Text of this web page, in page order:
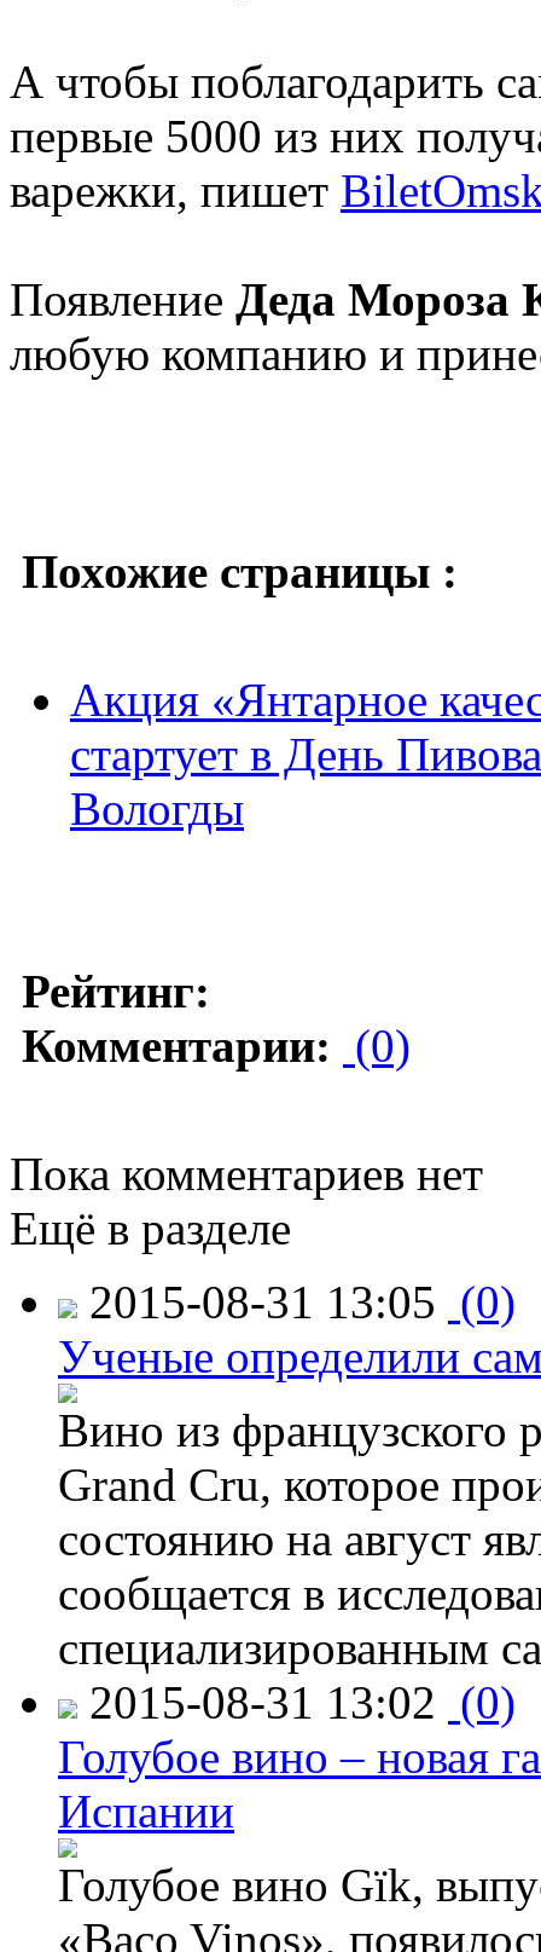
А чтобы поблагодарить
первые 5000 из них
варежки, пишет
Появление Деда Мороза
любую компанию и
Похожие страницы :
Акция «Янтарное
стартует в День
Вологды
Рейтинг:
Комментарии: (0)
Пока комментариев нет
Ещё в разделе
2015-08-31 13:05 (0)
Ученые определили
Вино из французского
Grand Cru, которое
состоянию на август
сообщается в
специализированным
2015-08-31 13:02 (0)
Голубое вино – новая
Испании
Голубое вино Gïk,
«Baco Vinos»,